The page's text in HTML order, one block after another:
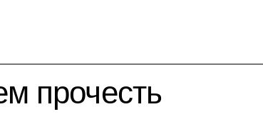
прочесть